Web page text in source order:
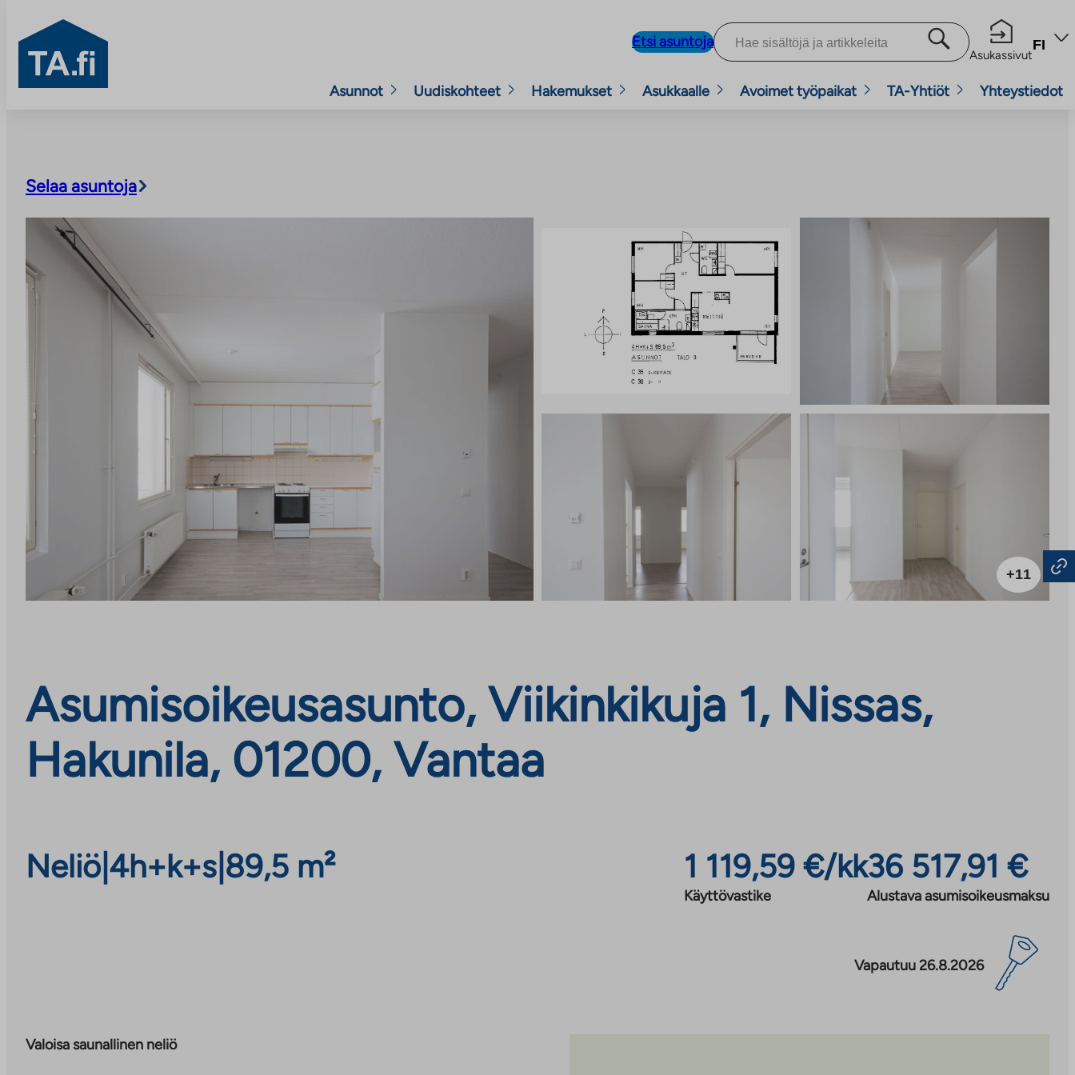
TA.fi
Etsi asuntoja
Asukassivut
FI
Asunnot Uudiskohteet Hakemukset Asukkaalle Avoimet työpaikat TA-Yhtiöt Yhteystiedot
Selaa asuntoja
+11
Asumisoikeusasunto, Viikinkikuja 1, Nissas,
Hakunila, 01200, Vantaa
Neliö| 4h+k+s 89,5 m² 1 119,59 €/kk
Käyttövastike
36 517,91 €
Alustava asumisoikeusmaksu
Vapautuu 26.8.2026
Valoisa saunallinen neliö